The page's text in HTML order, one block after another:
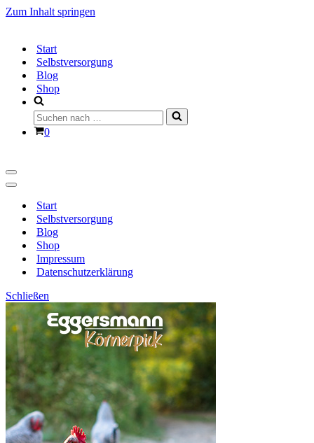
Zum Inhalt springen
Start
Selbstversorgung
Blog
Shop
Suchen
nach …
Warenkorb
0
Navigationsmenü
Navigationsmenü
Start
Selbstversorgung
Blog
Shop
Impressum
Datenschutzerklärung
Schließen